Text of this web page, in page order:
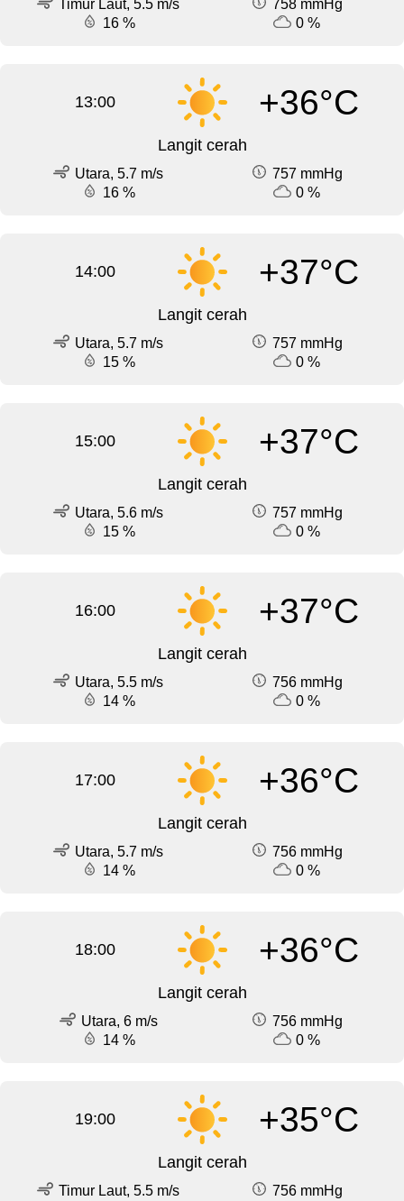
Timur Laut, 5.5 m/s
758 mmHg
16 %
0 %
13:00 +36°C
Langit cerah
Utara, 5.7 m/s
757 mmHg
16 %
0 %
14:00 +37°C
Langit cerah
Utara, 5.7 m/s
757 mmHg
15 %
0 %
15:00 +37°C
Langit cerah
Utara, 5.6 m/s
757 mmHg
15 %
0 %
16:00 +37°C
Langit cerah
Utara, 5.5 m/s
756 mmHg
14 %
0 %
17:00 +36°C
Langit cerah
Utara, 5.7 m/s
756 mmHg
14 %
0 %
18:00 +36°C
Langit cerah
Utara, 6 m/s
756 mmHg
14 %
0 %
19:00 +35°C
Langit cerah
Timur Laut, 5.5 m/s
756 mmHg